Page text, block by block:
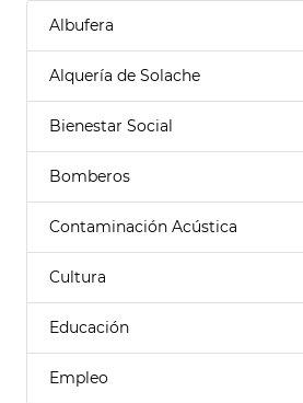
Albufera
Alquería de Solache
Bienestar Social
Bomberos
Contaminación Acústica
Cultura
Educación
Empleo